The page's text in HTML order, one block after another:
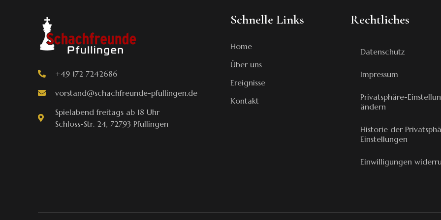
+49 172 7242686
vorstand@schachfreunde-pfullingen.de
Spielabend freitags ab 18 Uhr
Schloss-Str. 24, 72793 Pfullingen
Schnelle Links
Home
Über uns
Ereignisse
Kontakt
Rechtliches
Datenschutz
Impressum
Privatsphäre-
ändern
Historie der
Einstellungen
Einwilligungen